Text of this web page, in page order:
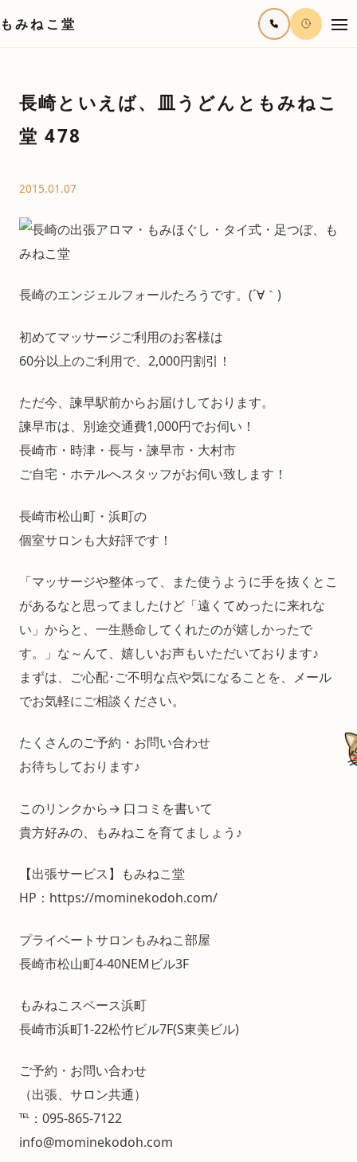
もみねこ堂
長崎といえば、皿うどんともみねこ
堂 478
2015.01.07
長崎のエンジェルフォールたろうです。(´∀｀)
初めてマッサージご利用のお客様は
60分以上のご利用で、2,000円割引！
ただ今、諫早駅前からお届けしております。
諫早市は、別途交通費1,000円でお伺い！
長崎市・時津・長与・諫早市・大村市
ご自宅・ホテルへスタッフがお伺い致します！
長崎市松山町・浜町の
個室サロンも大好評です！
「マッサージや整体って、また使うように手を抜くとこ
があるなと思ってましたけど「遠くてめったに来れな
い」からと、一生懸命してくれたのが嬉しかったで
す。」な～んて、嬉しいお声もいただいております♪
まずは、ご心配･ご不明な点や気になることを、メール
でお気軽にご相談ください。
たくさんのご予約・お問い合わせ
お待ちしております♪
このリンクから→ 口コミを書いて
貴方好みの、もみねこを育てましょう♪
【出張サービス】もみねこ堂
HP：https://mominekodoh.com/
プライベートサロンもみねこ部屋
長崎市松山町4-40NEMビル3F
もみねこスペース浜町
長崎市浜町1-22松竹ビル7F(S東美ビル)
ご予約・お問い合わせ
（出張、サロン共通）
℡：095-865-7122
info@mominekodoh.com